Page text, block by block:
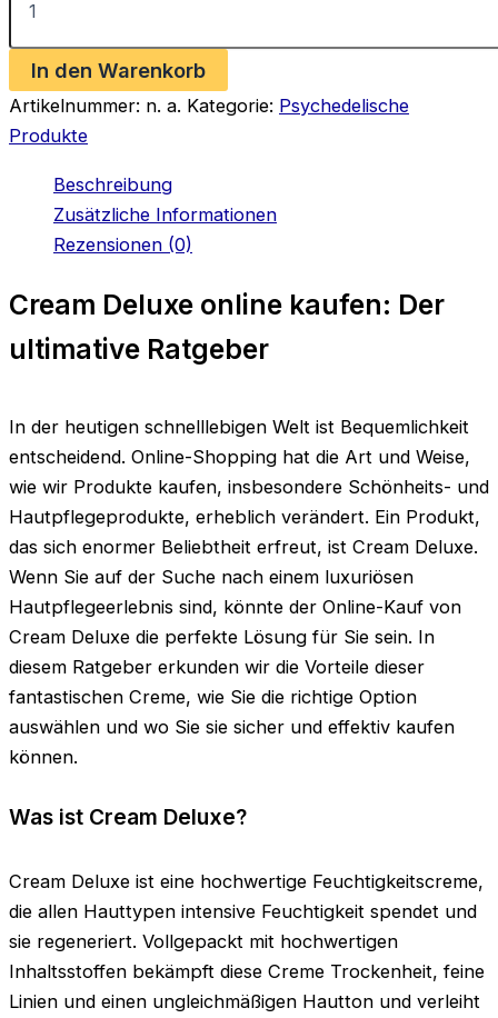
Deluxe
kaufen
Menge
In den Warenkorb
Artikelnummer: n. a. Kategorie: Psychedelische
Produkte
Beschreibung
Zusätzliche Informationen
Rezensionen (0)
Cream Deluxe online kaufen: Der
ultimative Ratgeber
In der heutigen schnelllebigen Welt ist Bequemlichkeit
entscheidend. Online-Shopping hat die Art und Weise,
wie wir Produkte kaufen, insbesondere Schönheits- und
Hautpflegeprodukte, erheblich verändert. Ein Produkt,
das sich enormer Beliebtheit erfreut, ist Cream Deluxe.
Wenn Sie auf der Suche nach einem luxuriösen
Hautpflegeerlebnis sind, könnte der Online-Kauf von
Cream Deluxe die perfekte Lösung für Sie sein. In
diesem Ratgeber erkunden wir die Vorteile dieser
fantastischen Creme, wie Sie die richtige Option
auswählen und wo Sie sie sicher und effektiv kaufen
können.
Was ist Cream Deluxe?
Cream Deluxe ist eine hochwertige Feuchtigkeitscreme,
die allen Hauttypen intensive Feuchtigkeit spendet und
sie regeneriert. Vollgepackt mit hochwertigen
Inhaltsstoffen bekämpft diese Creme Trockenheit, feine
Linien und einen ungleichmäßigen Hautton und verleiht